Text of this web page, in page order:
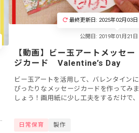
最終更新日: 2025年02月03日
【動画】ビー玉アートメッセー
ジカード Valentine’s Day
ビー玉アートを活用して、バレンタインに
ぴったりなメッセージカードを作ってみま
しょう！画用紙に少し工夫をするだけで、
トに添えて...
日常保育 製作